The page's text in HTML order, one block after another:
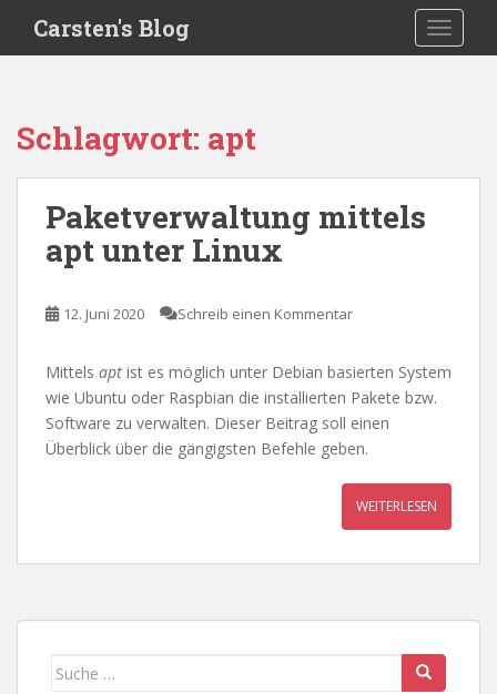
i
Carsten's Blog
Schlagwort: apt
Paketverwaltung mittels
apt unter Linux
12. Juni 2020 Schreib einen Kommentar
Mittels apt ist es möglich unter Debian basierten System
wie Ubuntu oder Raspbian die installierten Pakete bzw.
Software zu verwalten. Dieser Beitrag soll einen
Überblick über die gängigsten Befehle geben.
WEITERLESEN
Suche